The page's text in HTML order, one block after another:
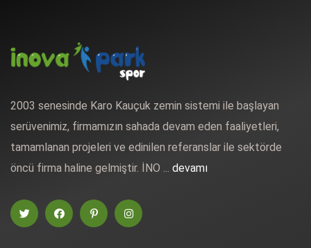
2003 senesinde Karo Kauçuk zemin sistemi ile başlayan
serüvenimiz, firmamızın sahada devam eden faaliyetleri,
tamamlanan projeleri ve edinilen referanslar ile sektörde
öncü firma haline gelmiştir. İNO ... devamı